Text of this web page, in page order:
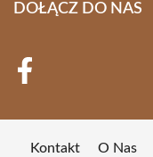
DOŁĄCZ DO NAS
Kontakt O Nas